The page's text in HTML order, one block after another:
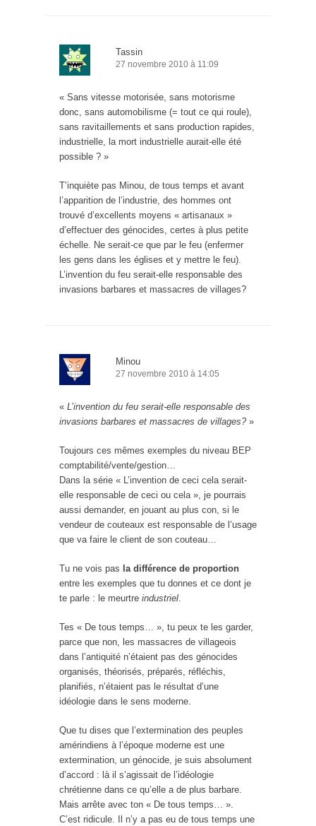
Tassin
27 novembre 2010 à 11:09
« Sans vitesse motorisée, sans motorisme
donc, sans automobilisme (= tout ce qui roule),
sans ravitaillements et sans production rapides,
industrielle, la mort industrielle aurait-elle été
possible ? »
T’inquiète pas Minou, de tous temps et avant
l’apparition de l’industrie, des hommes ont
trouvé d’excellents moyens « artisanaux »
d’effectuer des génocides, certes à plus petite
échelle. Ne serait-ce que par le feu (enfermer
les gens dans les églises et y mettre le feu).
L’invention du feu serait-elle responsable des
invasions barbares et massacres de villages?
Minou
27 novembre 2010 à 14:05
« L’invention du feu serait-elle responsable des
invasions barbares et massacres de villages?»
Toujours ces mêmes exemples du niveau BEP
comptabilité/vente/gestion…
Dans la série « L’invention de ceci cela serait-
elle responsable de ceci ou cela », je pourrais
aussi demander, en jouant au plus con, si le
vendeur de couteaux est responsable de l’usage
que va faire le client de son couteau…
Tu ne vois pas la différence de proportion
entre les exemples que tu donnes et ce dont je
te parle : le meurtre industriel.
Tes « De tous temps… », tu peux te les garder,
parce que non, les massacres de villageois
dans l’antiquité n’étaient pas des génocides
organisés, théorisés, préparés, réfléchis,
planifiés, n’étaient pas le résultat d’une
idéologie dans le sens moderne.
Que tu dises que l’extermination des peuples
amérindiens à l’époque moderne est une
extermination, un génocide, je suis absolument
d’accord : là il s’agissait de l’idéologie
chrétienne dans ce qu’elle a de plus barbare.
Mais arrête avec ton « De tous temps… ».
C’est ridicule. Il n’y a pas eu de tous temps une